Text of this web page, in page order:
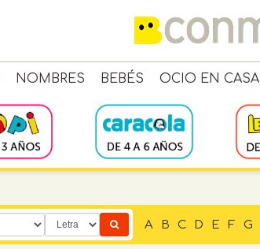
NOMBRES BEBÉS OCIO EN CASA
A B C D E F G